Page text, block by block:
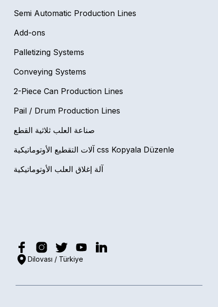
Semi Automatic Production Lines
Add-ons
Palletizing Systems
Conveying Systems
2-Piece Can Production Lines
Pail / Drum Production Lines
صناعة العلب ثلاثية القطع
آلات التقطيع الأوتوماتيكية css Kopyala Düzenle
آلة إغلاق العلب الأوتوماتيكية
Dilovası / Türkiye